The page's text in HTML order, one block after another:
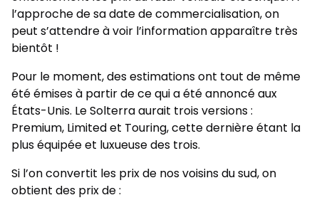
l’approche de sa date de commercialisation, on
peut s’attendre à voir l’information apparaître très
bientôt !
Pour le moment, des estimations ont tout de même
été émises à partir de ce qui a été annoncé aux
États-Unis. Le Solterra aurait trois versions :
Premium, Limited et Touring, cette dernière étant la
plus équipée et luxueuse des trois.
Si l’on convertit les prix de nos voisins du sud, on
obtient des prix de :